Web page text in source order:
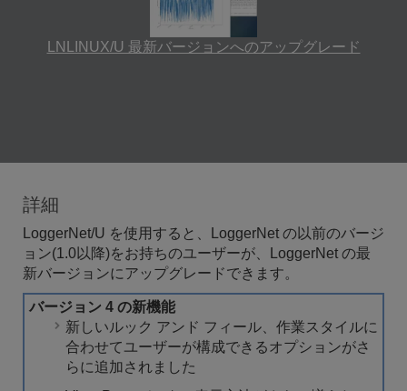
LNLINUX/U 最新バージョンへのアップグレード
詳細
LoggerNet/U を使用すると、LoggerNet の以前のバージ
ョン(1.0以降)をお持ちのユーザーが、LoggerNet の最
新バージョンにアップグレードできます。
バージョン 4 の新機能
新しいルック アンド フィール、作業スタイルに
合わせてユーザーが構成できるオプションがさ
らに追加されました